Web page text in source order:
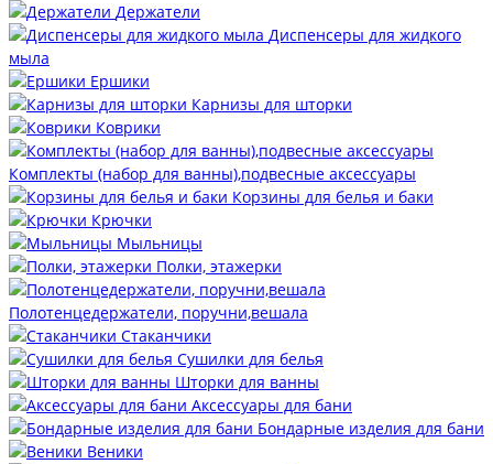
Держатели
Диспенсеры для жидкого
мыла
Ершики
Карнизы для шторки
Коврики
Комплекты (набор для ванны),подвесные аксессуары
Корзины для белья и баки
Крючки
Мыльницы
Полки, этажерки
Полотенцедержатели, поручни,вешала
Стаканчики
Сушилки для белья
Шторки для ванны
Аксессуары для бани
Бондарные изделия для бани
Веники